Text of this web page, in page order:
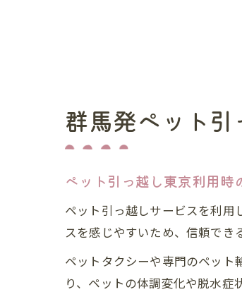
群馬発ペット
ペット引っ越し東京利用時
ペット引っ越しサービスを利用
スを感じやすいため、信頼でき
ペットタクシーや専門のペット
り、ペットの体調変化や脱水症